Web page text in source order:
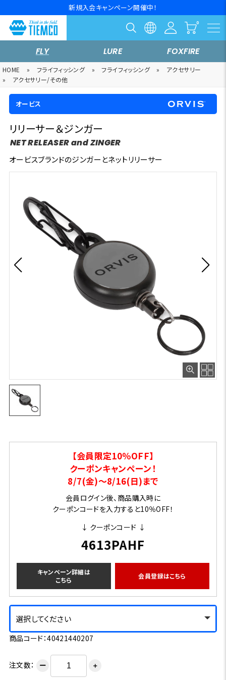
新規入会キャンペーン開催中！
FLY LURE FOXFIRE
HOME » フライフィッシング » フライフィッシング »
アクセサリー
»
アクセサリー/その他
オービス
リリーサー＆ジンガー
NET RELEASER and ZINGER
オービスブランドのジンガーとネットリリーサー
【会員限定10％OFF】
クーポンキャンペーン！
8/7(金)～8/16(日)まで
会員ログイン後、商品購入時に
クーポンコードを入力すると10％OFF！
↓ クーポンコード ↓
4613PAHF
キャンペーン詳細は
こちら
会員登録はこちら
選択してください
商品コード：40421440207
注文数： ー ＋